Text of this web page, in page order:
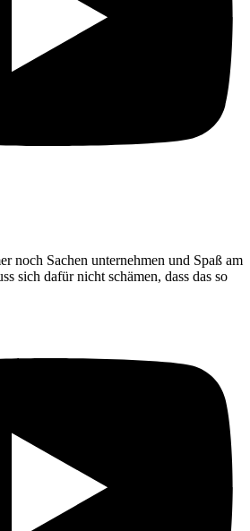
noch Sachen unternehmen und Spaß am
sich dafür nicht schämen, dass das so